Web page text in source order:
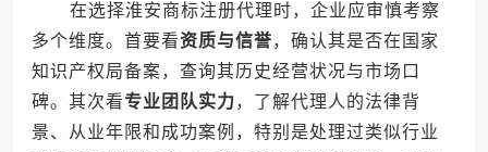
在选择淮安商标注册代理时，企业应审慎考察
多个维度。首要看资质与信誉，确认其是否在国家
知识产权局备案，查询其历史经营状况与市场口
碑。其次看专业团队实力，了解代理人的法律背
景、从业年限和成功案例，特别是处理过类似行业